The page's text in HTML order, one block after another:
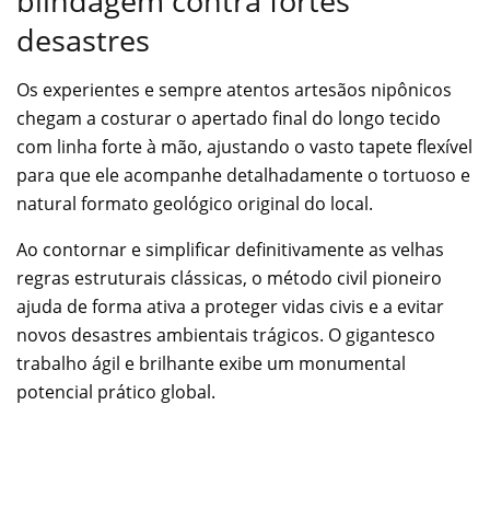
desastres
Os experientes e sempre atentos artesãos nipônicos
chegam a costurar o apertado final do longo tecido
com linha forte à mão, ajustando o vasto tapete flexível
para que ele acompanhe detalhadamente o tortuoso e
natural formato geológico original do local.
Ao contornar e simplificar definitivamente as velhas
regras estruturais clássicas, o método civil pioneiro
ajuda de forma ativa a proteger vidas civis e a evitar
novos desastres ambientais trágicos. O gigantesco
trabalho ágil e brilhante exibe um monumental
potencial prático global.